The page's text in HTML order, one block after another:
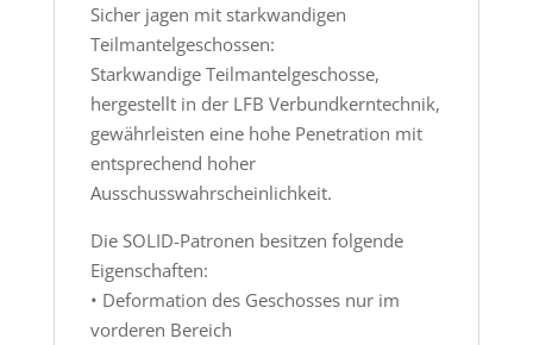
Sicher jagen mit starkwandigen
Teilmantelgeschossen:
Starkwandige Teilmantelgeschosse,
hergestellt in der LFB Verbundkerntechnik,
gewährleisten eine hohe Penetration mit
entsprechend hoher
Ausschusswahrscheinlichkeit.
Die SOLID-Patronen besitzen folgende
Eigenschaften:
• Deformation des Geschosses nur im
vorderen Bereich